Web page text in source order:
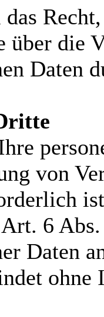
das
über die
Daten
von
6
Daten